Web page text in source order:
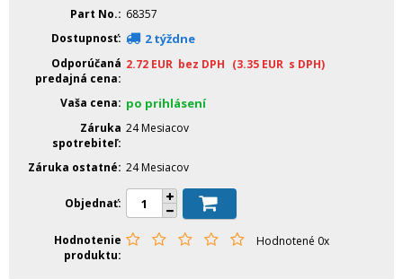
Part No.
68357
Dostupnosť
2 týždne
Odporúčaná
predajná cena
2.72 EUR bez DPH (3.35 EUR s DPH)
Vaša cena po prihlásení
Záruka
spotrebiteľ
24 Mesiacov
Záruka ostatné 24 Mesiacov
Objednať
Hodnotenie
produktu
Hodnotené 0x